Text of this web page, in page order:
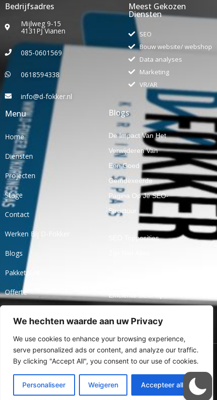
We hechten waarde aan uw Privacy
We use cookies to enhance your browsing experience,
serve personalized ads or content, and analyze our traffic.
By clicking "Accept All", you consent to our use of cookies.
Personaliseer Weigeren Accepteer alles
Bedrijfsadres
Mijlweg 9-15
4131PJ Vianen
085-0601569
0618594338
info@d-fokker.nl
Meest Gekozen
Diensten
SEO
Bouw website/ webshop
Data analyses
Marketing
VR/AR
Menu
Home
Diensten
Projecten
Stage
Contact
Werken Bij D-Fokker
Blogs
Pakketpunt
Offerte
Blogs
De Impact Van Het
Verwijderen Van
Een Goed
Geïndexeerde
Pagina Op Je SEO-
Structuur
SEO Topposities
Efficiënte SEO Tips!
Openbaar Praten
Over Jaarcijfers
Ⓒ 2024 Alle Rechten
Voorbehouden Aan Online